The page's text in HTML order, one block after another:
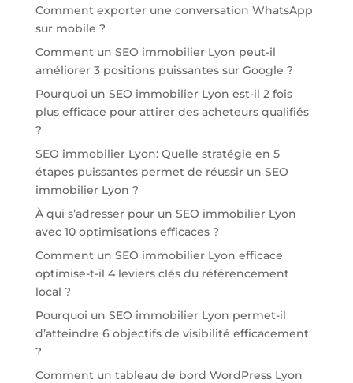
Comment exporter une conversation WhatsApp
sur mobile ?
Comment un SEO immobilier Lyon peut-il
améliorer 3 positions puissantes sur Google ?
Pourquoi un SEO immobilier Lyon est-il 2 fois
plus efficace pour attirer des acheteurs qualifiés
?
SEO immobilier Lyon: Quelle stratégie en 5
étapes puissantes permet de réussir un SEO
immobilier Lyon ?
À qui s’adresser pour un SEO immobilier Lyon
avec 10 optimisations efficaces ?
Comment un SEO immobilier Lyon efficace
optimise-t-il 4 leviers clés du référencement
local ?
Pourquoi un SEO immobilier Lyon permet-il
d’atteindre 6 objectifs de visibilité efficacement
?
Comment un tableau de bord WordPress Lyon